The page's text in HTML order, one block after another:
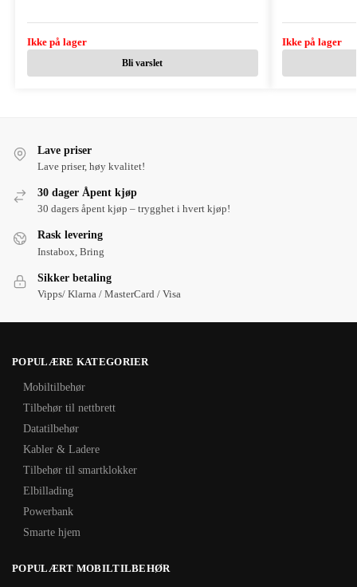
Ikke på lager
Bli varslet
Ikke på lager
Lave priser
Lave priser, høy kvalitet!
30 dager Åpent kjøp
30 dagers åpent kjøp – trygghet i hvert kjøp!
Rask levering
Instabox, Bring
Sikker betaling
Vipps/ Klarna / MasterCard / Visa
POPULÆRE KATEGORIER
Mobiltilbehør
Tilbehør til nettbrett
Datatilbehør
Kabler & Ladere
Tilbehør til smartklokker
Elbillading
Powerbank
Smarte hjem
POPULÆRT MOBILTILBEHØR